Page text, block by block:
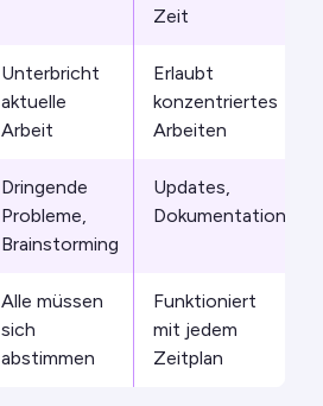
Zeit
Unterbricht
aktuelle
Arbeit
Erlaubt
konzentriertes
Arbeiten
Dringende
Probleme,
Brainstorming
Updates,
Dokumentation
Alle müssen
sich
abstimmen
Funktioniert
mit jedem
Zeitplan